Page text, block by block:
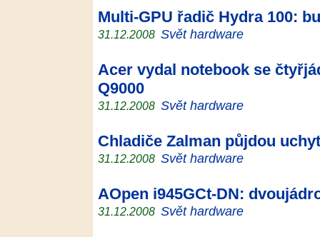
Multi-GPU řadič Hydra 100:
31.12.2008 Svět hardware
Acer vydal notebook se
Q9000
31.12.2008 Svět hardware
Chladiče Zalman půjdou
31.12.2008 Svět hardware
AOpen i945GCt-DN:
31.12.2008 Svět hardware